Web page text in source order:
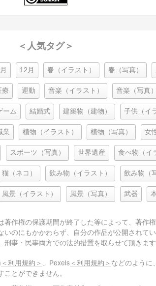
＜人気タグ＞
12月 春（イラスト） 春（写真）
療 運動 音楽（イラスト） 音楽（写真）
ーム 結婚式 建築物（建物） 子供（イ
業 植物（イラスト） 植物（写真） 女
スポーツ（写真） 世界遺産 食べ物（イ
猫（ネコ） 飲み物（イラスト） 飲み物（
風景（イラスト） 風景（写真） 武器
作権の保護期間が終了した等によって、著作
のにもかかわらず、自分の作品が公開され
事・民事両方での法的措置を取らせて頂きます
＜利用規約＞ 、Pexels ＜利用規約＞ などのように
とができません。